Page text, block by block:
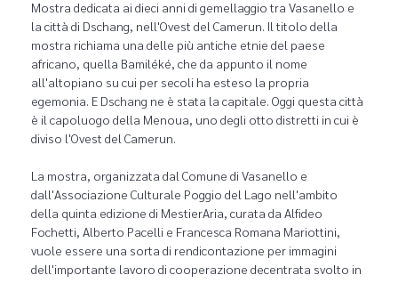
Mostra dedicata ai dieci anni di gemellaggio tra Vasanello e
la città di Dschang, nell'Ovest del Camerun. Il titolo della
mostra richiama una delle più antiche etnie del paese
africano, quella Bamiléké, che da appunto il nome
all'altopiano su cui per secoli ha esteso la propria
egemonia. E Dschang ne è stata la capitale. Oggi questa città
è il capoluogo della Menoua, uno degli otto distretti in cui è
diviso l'Ovest del Camerun.
La mostra, organizzata dal Comune di Vasanello e
dall'Associazione Culturale Poggio del Lago nell'ambito
della quinta edizione di MestierAria, curata da Alfideo
Fochetti, Alberto Pacelli e Francesca Romana Mariottini,
vuole essere una sorta di rendicontazione per immagini
dell'importante lavoro di cooperazione decentrata svolto in